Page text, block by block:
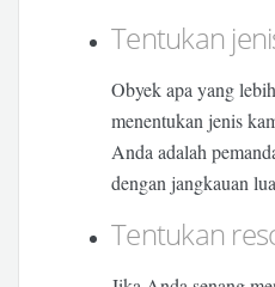
Tentukan
Obyek apa yang
menentukan jenis
Anda adalah
dengan jangkauan
Tentukan